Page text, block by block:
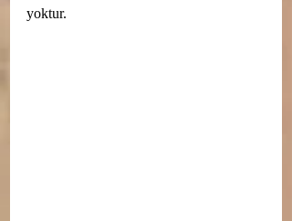
yoktur.